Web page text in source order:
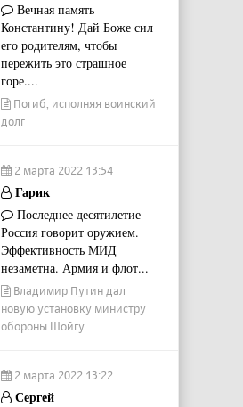
Вечная память
Константину! Дай Боже сил
его родителям, чтобы
пережить это страшное
горе....
Погиб, исполняя воинский
долг
2 марта 2022 13:54
Гарик
Последнее десятилетие
Россия говорит оружием.
Эффективность МИД
незаметна. Армия и флот...
Владимир Путин дал
новую установку министру
обороны Шойгу
2 марта 2022 13:22
Сергей